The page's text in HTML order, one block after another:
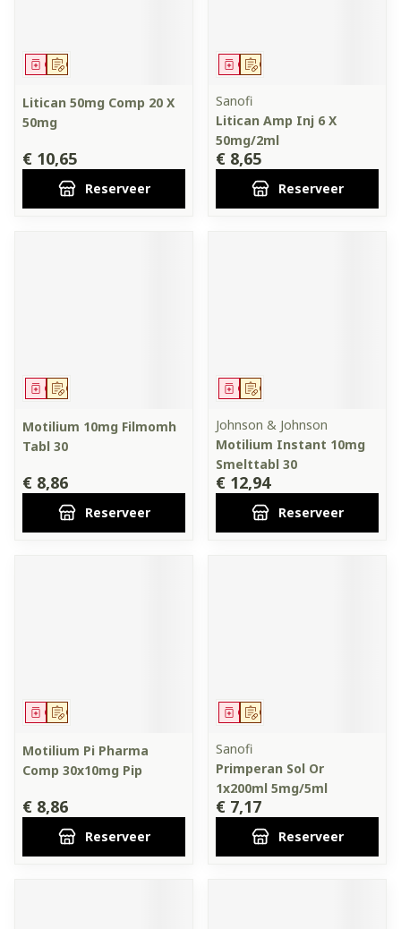
Op voorschrift
Geneesmiddel
Litican 50mg Comp 20 X
50mg
€ 10,65
Reserveer
Op voorschrift
Geneesmiddel
Sanofi
Litican Amp Inj 6 X
50mg/2ml
€ 8,65
Reserveer
Op voorschrift
Geneesmiddel
Motilium 10mg Filmomh
Tabl 30
€ 8,86
Reserveer
Op voorschrift
Geneesmiddel
Johnson & Johnson
Motilium Instant 10mg
Smelttabl 30
€ 12,94
Reserveer
Op voorschrift
Geneesmiddel
Motilium Pi Pharma
Comp 30x10mg Pip
€ 8,86
Reserveer
Op voorschrift
Geneesmiddel
Sanofi
Primperan Sol Or
1x200ml 5mg/5ml
€ 7,17
Reserveer